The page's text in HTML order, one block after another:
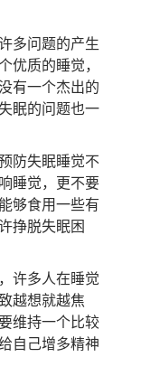
多问题的产生
优质的睡觉，
有一个杰出的
眠的问题也一
防失眠睡觉不
睡觉，更不要
够食用一些有
挣脱失眠困
许多人在睡觉
越想就越焦
维持一个比较
自己增多精神